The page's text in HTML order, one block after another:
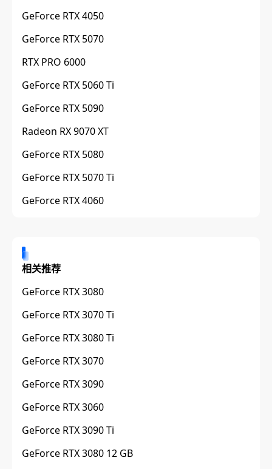
GeForce RTX 4050
GeForce RTX 5070
RTX PRO 6000
GeForce RTX 5060 Ti
GeForce RTX 5090
Radeon RX 9070 XT
GeForce RTX 5080
GeForce RTX 5070 Ti
GeForce RTX 4060
相关推荐
GeForce RTX 3080
GeForce RTX 3070 Ti
GeForce RTX 3080 Ti
GeForce RTX 3070
GeForce RTX 3090
GeForce RTX 3060
GeForce RTX 3090 Ti
GeForce RTX 3080 12 GB